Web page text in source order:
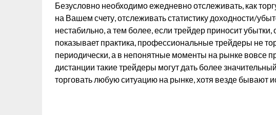
Безусловно необходимо ежедневно отслеживать, как
на Вашем счету, отслеживать статистику доходности/
нестабильно, а тем более, если трейдер приносит убытки,
показывает практика, профессиональные трейдеры не
периодически, а в непонятные моменты на рынке вовсе
дистанции такие трейдеры могут дать более
торговать любую ситуацию на рынке, хотя везде бывают